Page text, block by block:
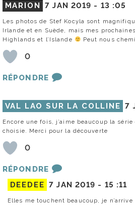
MARION 7 JAN 2019 - 13 :05
Les photos de Stef Kocyla sont
Irlande et en Suède, mais mes
Highlands et l’Islande
Peut nous
0
RÉPONDRE
VAL LAO SUR LA COLLINE 7
Encore une fois, j’aime beaucoup la
choisie. Merci pour la découverte
0
RÉPONDRE
DEEDEE 7 JAN 2019 - 15 :11
Elles me touchent beaucoup, je